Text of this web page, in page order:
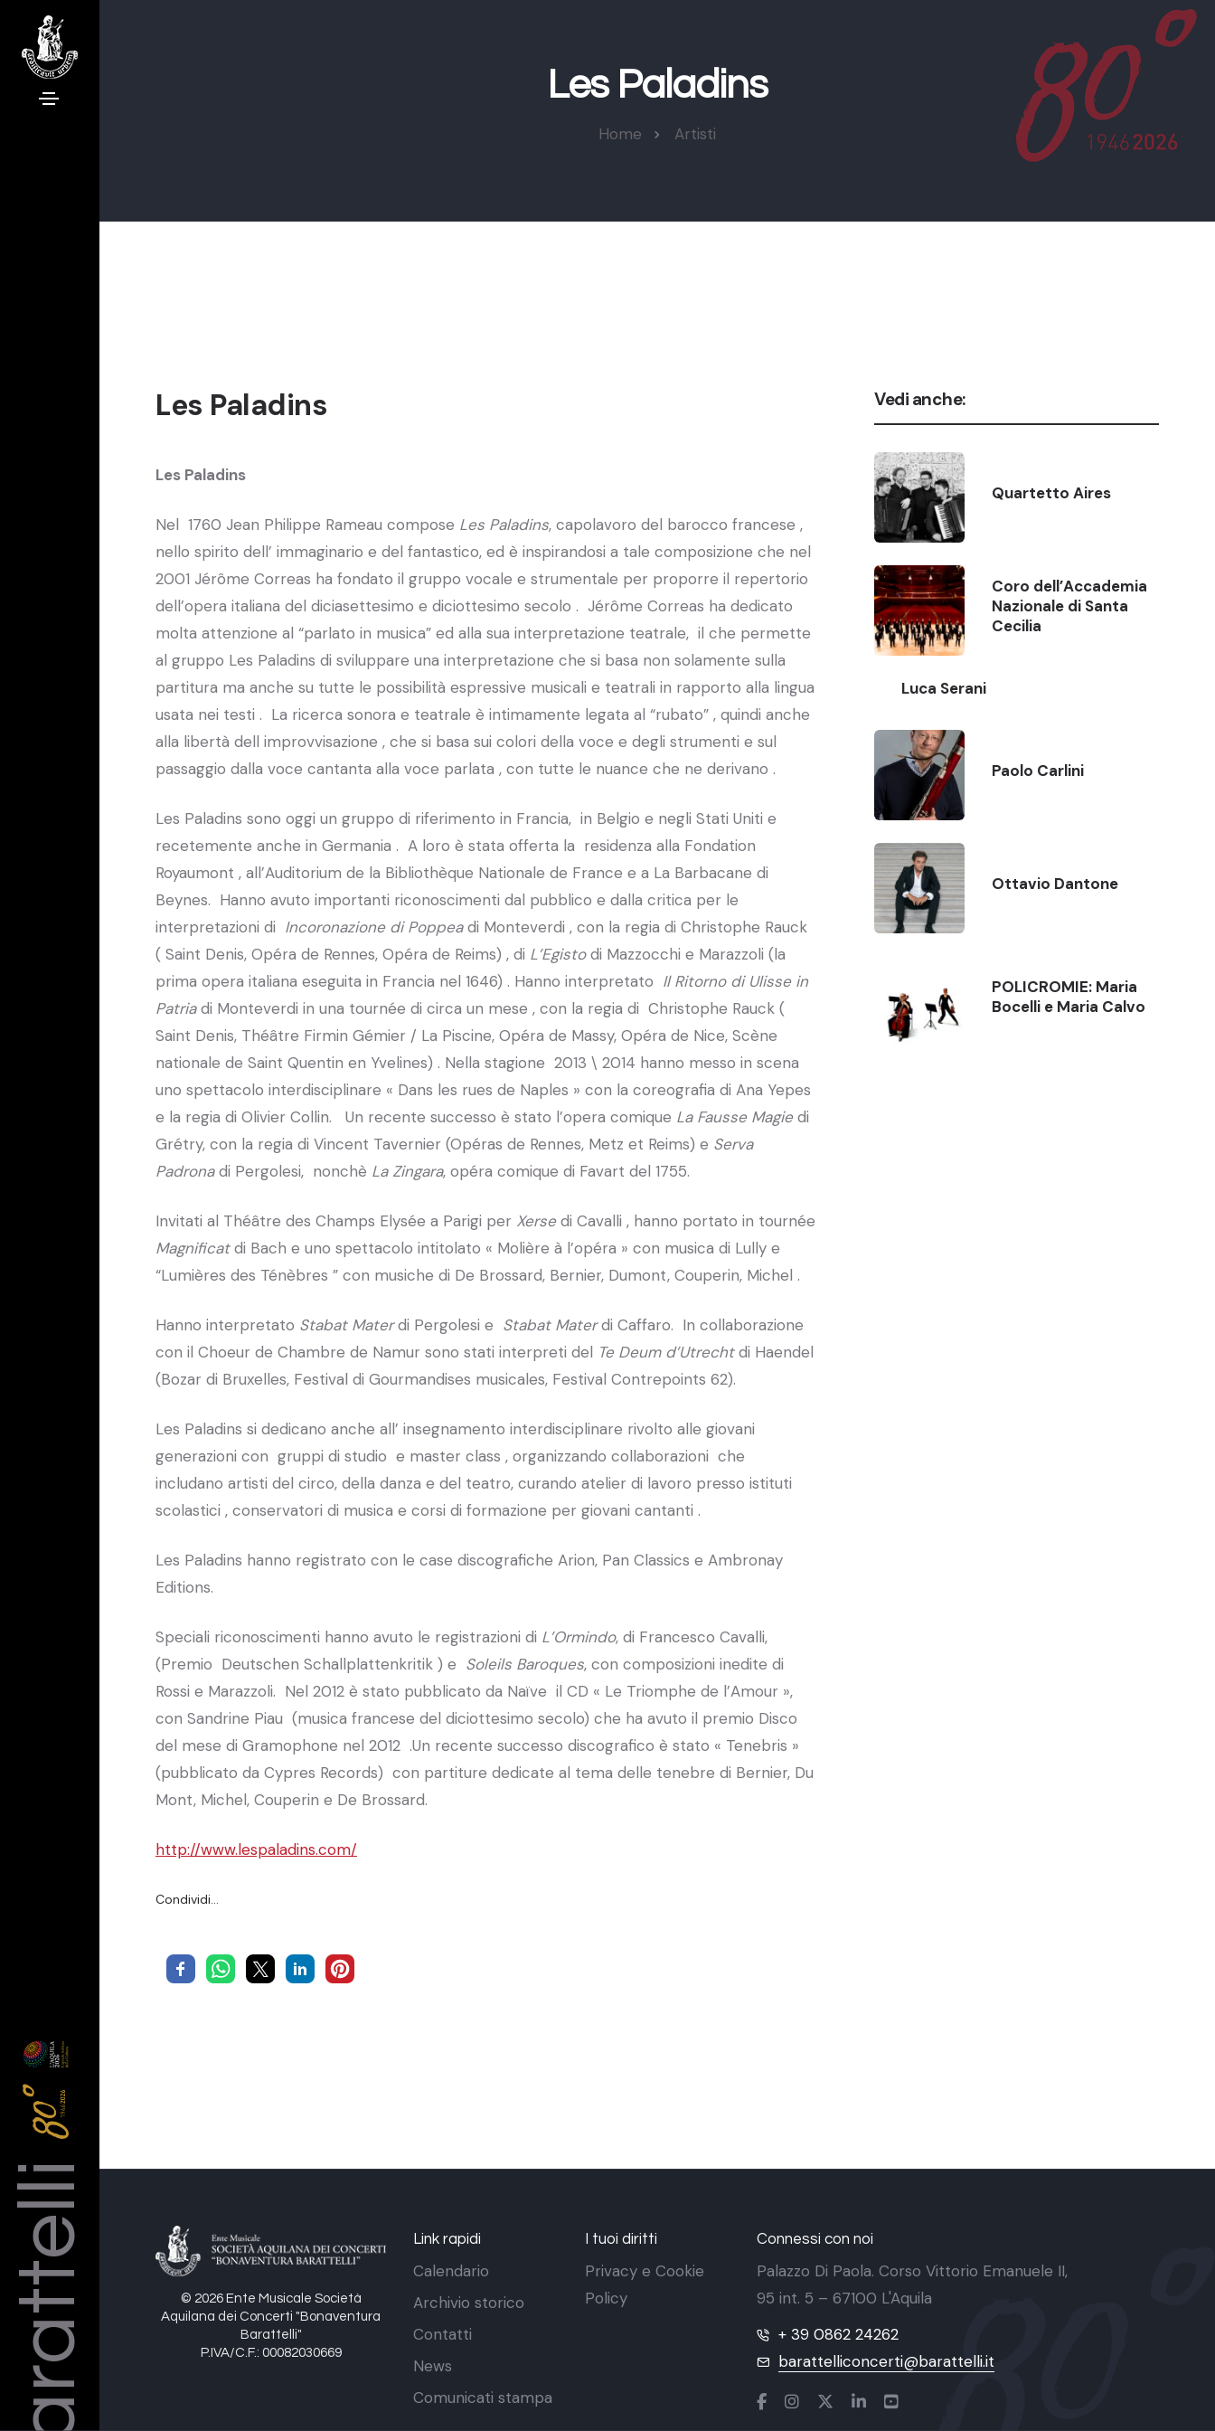
Barattelli
Les Paladins
Home Artisti
Les Paladins
Les Paladins
Nel 1760 Jean Philippe Rameau compose Les Paladins, capolavoro del barocco francese ,
nello spirito dell’ immaginario e del fantastico, ed è inspirandosi a tale composizione che nel
2001 Jérôme Correas ha fondato il gruppo vocale e strumentale per proporre il repertorio
dell’opera italiana del diciasettesimo e diciottesimo secolo . Jérôme Correas ha dedicato
molta attenzione al “parlato in musica” ed alla sua interpretazione teatrale, il che permette
al gruppo Les Paladins di sviluppare una interpretazione che si basa non solamente sulla
partitura ma anche su tutte le possibilità espressive musicali e teatrali in rapporto alla lingua
usata nei testi . La ricerca sonora e teatrale è intimamente legata al “rubato” , quindi anche
alla libertà dell improvvisazione , che si basa sui colori della voce e degli strumenti e sul
passaggio dalla voce cantanta alla voce parlata , con tutte le nuance che ne derivano .
Les Paladins sono oggi un gruppo di riferimento in Francia, in Belgio e negli Stati Uniti e
recetemente anche in Germania . A loro è stata offerta la residenza alla Fondation
Royaumont , all’Auditorium de la Bibliothèque Nationale de France e a La Barbacane di
Beynes. Hanno avuto importanti riconoscimenti dal pubblico e dalla critica per le
interpretazioni di Incoronazione di Poppeadi Monteverdi , con la regia di Christophe Rauck
( Saint Denis, Opéra de Rennes, Opéra de Reims) , di L’Egistodi Mazzocchi e Marazzoli (la
prima opera italiana eseguita in Francia nel 1646) . Hanno interpretato Il Ritorno di Ulisse in
Patriadi Monteverdi in una tournée di circa un mese , con la regia di Christophe Rauck (
Saint Denis, Théâtre Firmin Gémier / La Piscine, Opéra de Massy, Opéra de Nice, Scène
nationale de Saint Quentin en Yvelines) . Nella stagione 2013 \ 2014 hanno messo in scena
uno spettacolo interdisciplinare « Dans les rues de Naples » con la coreografia di Ana Yepes
e la regia di Olivier Collin. Un recente successo è stato l’opera comique La Fausse Magiedi
Grétry, con la regia di Vincent Tavernier (Opéras de Rennes, Metz et Reims) e Serva
Padronadi Pergolesi, nonchè La Zingara, opéra comique di Favart del 1755.
Invitati al Théâtre des Champs Elysée a Parigi per Xersedi Cavalli , hanno portato in tournée
Magnificatdi Bach e uno spettacolo intitolato « Molière à l’opéra » con musica di Lully e
“Lumières des Ténèbres ” con musiche di De Brossard, Bernier, Dumont, Couperin, Michel .
Hanno interpretato Stabat Materdi Pergolesi e Stabat Materdi Caffaro. In collaborazione
con il Choeur de Chambre de Namur sono stati interpreti del Te Deum d’Utrechtdi Haendel
(Bozar di Bruxelles, Festival di Gourmandises musicales, Festival Contrepoints 62).
Les Paladins si dedicano anche all’ insegnamento interdisciplinare rivolto alle giovani
generazioni con gruppi di studio e master class , organizzando collaborazioni che
includano artisti del circo, della danza e del teatro, curando atelier di lavoro presso istituti
scolastici , conservatori di musica e corsi di formazione per giovani cantanti .
Les Paladins hanno registrato con le case discografiche Arion, Pan Classics e Ambronay
Editions.
Speciali riconoscimenti hanno avuto le registrazioni di L’Ormindo, di Francesco Cavalli,
(Premio Deutschen Schallplattenkritik ) e Soleils Baroques, con composizioni inedite di
Rossi e Marazzoli. Nel 2012 è stato pubblicato da Naïve il CD « Le Triomphe de l’Amour »,
con Sandrine Piau (musica francese del diciottesimo secolo) che ha avuto il premio Disco
del mese di Gramophone nel 2012 .Un recente successo discografico è stato « Tenebris »
(pubblicato da Cypres Records) con partiture dedicate al tema delle tenebre di Bernier, Du
Mont, Michel, Couperin e De Brossard.
http://www.lespaladins.com/
Condividi…
Vedi anche:
Quartetto Aires
Coro dell’Accademia
Nazionale di Santa
Cecilia
Luca Serani
Paolo Carlini
Ottavio Dantone
POLICROMIE: Maria
Bocelli e Maria Calvo
© 2026 Ente Musicale Società
Aquilana dei Concerti "Bonaventura
Barattelli"
P.IVA/C.F.: 00082030669
Link rapidi
Calendario
Archivio storico
Contatti
News
Comunicati stampa
I tuoi diritti
Privacy e Cookie
Policy
Connessi con noi
Palazzo Di Paola. Corso Vittorio Emanuele II,
95 int. 5 – 67100 L'Aquila
+ 39 0862 24262
barattelliconcerti@barattelli.it